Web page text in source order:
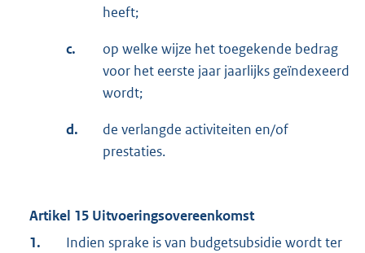
heeft;
c.
op welke wijze het toegekende bedrag
voor het eerste jaar jaarlijks geïndexeerd
wordt;
d.
de verlangde activiteiten en/of
prestaties.
Artikel 15 Uitvoeringsovereenkomst
1.
Indien sprake is van budgetsubsidie wordt ter